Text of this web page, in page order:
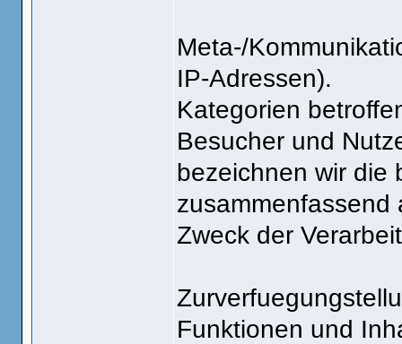
Meta-/
IP-Adressen).
Kategorien
Besucher und
bezeichnen wir die
zusammenfassend
Zweck der
Funktionen und